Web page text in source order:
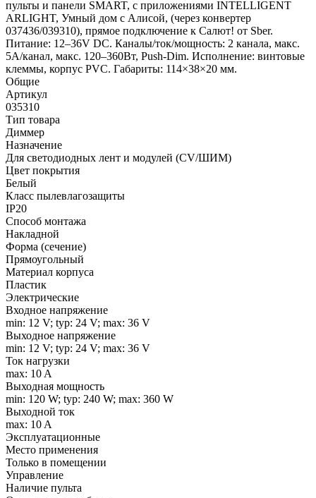
пульты и панели SMART, с приложениями INTELLIGENT
ARLIGHT, Умный дом с Алисой, (через конвертер
037436/039310), прямое подключение к Салют! от Sber.
Питание: 12–36V DC. Каналы/ток/мощность: 2 канала, макс.
5A/канал, макс. 120–360Вт, Push-Dim. Исполнение: винтовые
клеммы, корпус PVC. Габариты: 114×38×20 мм.
Общие
Артикул
035310
Тип товара
Диммер
Назначение
Для светодиодных лент и модулей (CV/ШИМ)
Цвет покрытия
Белый
Класс пылевлагозащиты
IP20
Способ монтажа
Накладной
Форма (сечение)
Прямоугольный
Материал корпуса
Пластик
Электрические
Входное напряжение
min: 12 V; typ: 24 V; max: 36 V
Выходное напряжение
min: 12 V; typ: 24 V; max: 36 V
Ток нагрузки
max: 10 A
Выходная мощность
min: 120 W; typ: 240 W; max: 360 W
Выходной ток
max: 10 A
Эксплуатационные
Место применения
Только в помещении
Управление
Наличие пульта